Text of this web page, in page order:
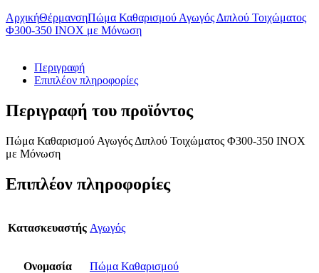
ΑρχικήΘέρμανσηΠώμα Καθαρισμού Αγωγός Διπλού Τοιχώματος
Φ300-350 ΙΝΟΧ με Μόνωση
Περιγραφή
Επιπλέον πληροφορίες
Περιγραφή του προϊόντος
Πώμα Καθαρισμού Αγωγός Διπλού Τοιχώματος Φ300-350 ΙΝΟΧ
με Μόνωση
Επιπλέον πληροφορίες
Κατασκευαστής Αγωγός
Ονομασία Πώμα Καθαρισμού